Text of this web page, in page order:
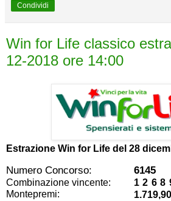
Condividi
Win for Life classico
12-2018 ore 14:00
Estrazione Win for Life del 28
Numero Concorso: 6145
Combinazione vincente:
1 2 6 8
Montepremi: